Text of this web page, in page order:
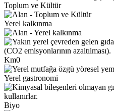
Toplum ve Kültür
Yerel kalkınma
Km0
Yerel gastronomi
Biyo